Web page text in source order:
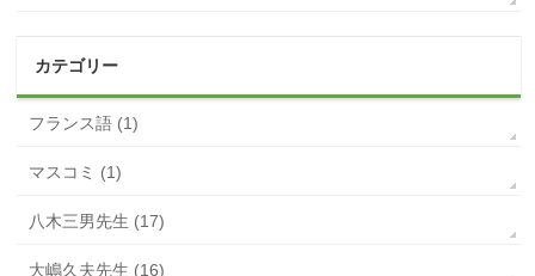
カテゴリー
フランス語 (1)
マスコミ (1)
八木三男先生 (17)
大嶋久夫先生 (16)